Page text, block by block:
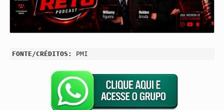
FONTE/CRÉDITOS: PMI